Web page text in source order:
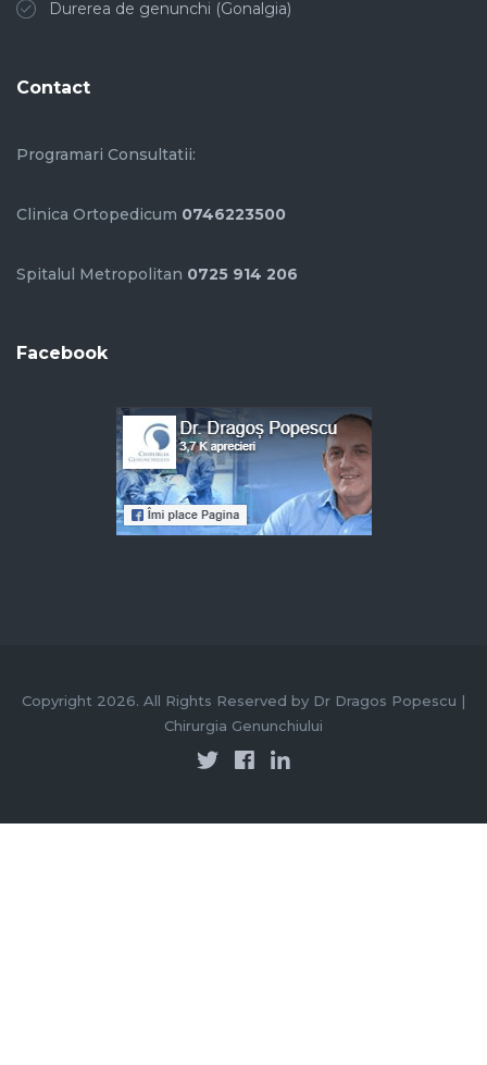
Durerea de genunchi (Gonalgia)
Contact
Programari Consultatii:
Clinica Ortopedicum 0746223500
Spitalul Metropolitan 0725 914 206
Facebook
Copyright 2026. All Rights Reserved by Dr Dragos Popescu |
Chirurgia Genunchiului